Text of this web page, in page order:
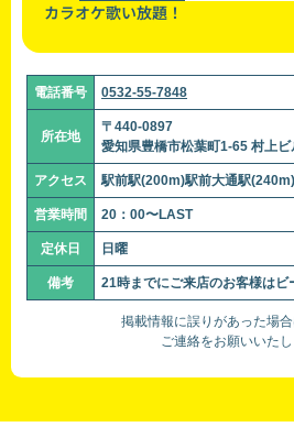
カラオケ歌い放題！
電話番号 0532-55-7848
所在地
〒440-0897
愛知県豊橋市松葉町1-65 村上
アクセス 駅前駅(200m)駅前大通駅
営業時間 20：00〜LAST
定休日 日曜
備考 21時までにご来店のお客様はビ
掲載情報に誤りがあった場
ご連絡をお願いいたし